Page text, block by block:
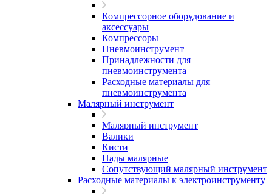
Компрессорное оборудование и
аксессуары
Компрессоры
Пневмоинструмент
Принадлежности для
пневмоинструмента
Расходные материалы для
пневмоинструмента
Малярный инструмент
Малярный инструмент
Валики
Кисти
Пады малярные
Сопутствующий малярный инструмент
Расходные материалы к электроинструменту